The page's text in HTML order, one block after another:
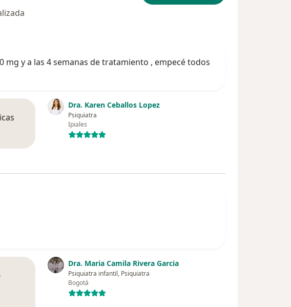
y a las 4 semanas de tratamiento , empecé todos
Dra. Karen Ceballos Lopez
Psiquiatra
Ipiales
Dra. Maria Camila Rivera Garcia
Psiquiatra infantil, Psiquiatra
Bogotá